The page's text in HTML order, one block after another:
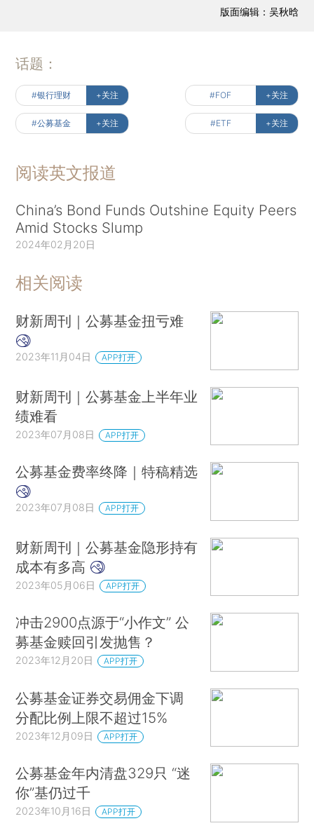
版面编辑：吴秋晗
话题：
#银行理财 +关注 #FOF +关注
#公募基金 +关注 #ETF +关注
阅读英文报道
China’s Bond Funds Outshine Equity Peers
Amid Stocks Slump
2024年02月20日
相关阅读
财新周刊｜公募基金扭亏难
2023年11月04日 APP打开
财新周刊｜公募基金上半年业
绩难看
2023年07月08日 APP打开
公募基金费率终降｜特稿精选
2023年07月08日 APP打开
财新周刊｜公募基金隐形持有
成本有多高
2023年05月06日 APP打开
冲击2900点源于“小作文” 公
募基金赎回引发抛售？
2023年12月20日 APP打开
公募基金证券交易佣金下调
分配比例上限不超过15%
2023年12月09日 APP打开
公募基金年内清盘329只 “迷
你”基仍过千
2023年10月16日 APP打开